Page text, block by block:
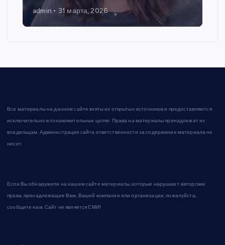
admin 31 марта, 2026
Все материалы на данном сайте взяты из открытых источников и предоставляются
исключительно в ознакомительных целях. Права на материалы принадлежат их
владельцам. Администрация сайта ответственности за содержание материала не
несет.
Если Вы обнаружили на нашем сайте материалы, которые нарушают авторские
права, принадлежащие Вам, Вашей компании или организации, пожалуйста,
сообщите нам. Сайт не является СМИ!